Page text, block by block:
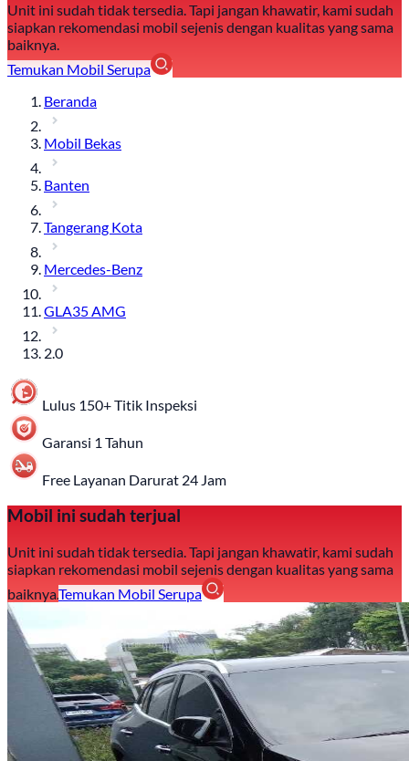
Unit ini sudah tidak tersedia. Tapi jangan khawatir, kami sudah
siapkan rekomendasi mobil sejenis dengan kualitas yang sama
baiknya.
Temukan Mobil Serupa
Beranda
Mobil Bekas
Banten
Tangerang Kota
Mercedes-Benz
GLA35 AMG
2.0
Lulus 150+ Titik Inspeksi
Garansi 1 Tahun
Free Layanan Darurat 24 Jam
Mobil ini sudah terjual
Unit ini sudah tidak tersedia. Tapi jangan khawatir, kami sudah
siapkan rekomendasi mobil sejenis dengan kualitas yang sama
baiknya.Temukan Mobil Serupa